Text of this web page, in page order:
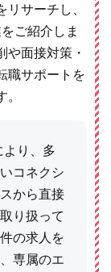
サーチし、
ご紹介しま
や面接対策・
職サポートを
り、多
コネクシ
から直接
り扱って
の求人を
専属のエ